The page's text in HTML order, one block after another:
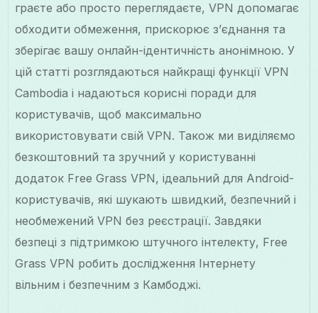
граєте або просто переглядаєте, VPN допомагає
обходити обмеження, прискорює з’єднання та
зберігає вашу онлайн-ідентичність анонімною. У
цій статті розглядаються найкращі функції VPN
Cambodia і надаються корисні поради для
користувачів, щоб максимально
використовувати свій VPN. Також ми виділяємо
безкоштовний та зручний у користуванні
додаток Free Grass VPN, ідеальний для Android-
користувачів, які шукають швидкий, безпечний і
необмежений VPN без реєстрації. Завдяки
безпеці з підтримкою штучного інтелекту, Free
Grass VPN робить дослідження Інтернету
вільним і безпечним з Камбоджі.